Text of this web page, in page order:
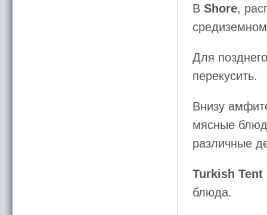
В Shore,
Для
перекусить.
Внизу
мясные
различные
Turkish Tent
блюда.